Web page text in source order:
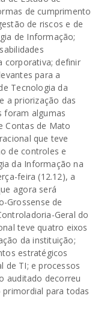
de cumprimento
de riscos e de
de Informação;
corporativa; definir
para a
Tecnologia da
a priorização das
foram algumas
Contas de Mato
que teve
de controles e
da Informação na
feira (12.12), a
agora será
Grossense de
Geral do
teve quatro eixos
da instituição;
estratégicos
de TI; e processos
auditado decorreu
para todas